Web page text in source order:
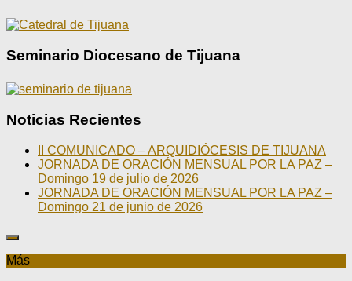
Seminario Diocesano de Tijuana
Noticias Recientes
II COMUNICADO – ARQUIDIÓCESIS DE TIJUANA
JORNADA DE ORACIÓN MENSUAL POR LA PAZ –
Domingo 19 de julio de 2026
JORNADA DE ORACIÓN MENSUAL POR LA PAZ –
Domingo 21 de junio de 2026
Más